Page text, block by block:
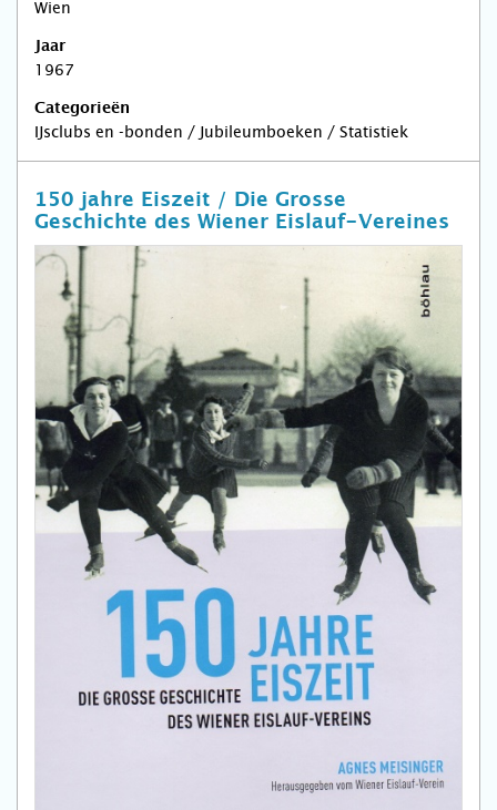
Wien
Jaar
1967
Categorieën
IJsclubs en -bonden / Jubileumboeken / Statistiek
150 jahre Eiszeit / Die Grosse
Geschichte des Wiener Eislauf-Vereines